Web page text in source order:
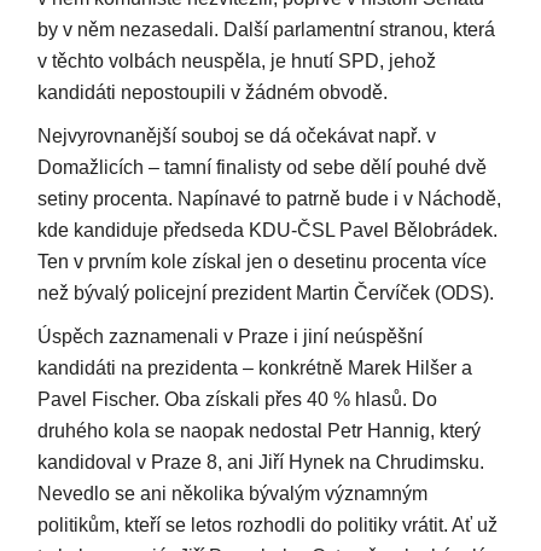
by v něm nezasedali. Další parlamentní stranou, která
v těchto volbách neuspěla, je hnutí SPD, jehož
kandidáti nepostoupili v žádném obvodě.
Nejvyrovnanější souboj se dá očekávat např. v
Domažlicích – tamní finalisty od sebe dělí pouhé dvě
setiny procenta. Napínavé to patrně bude i v Náchodě,
kde kandiduje předseda KDU-ČSL Pavel Bělobrádek.
Ten v prvním kole získal jen o desetinu procenta více
než bývalý policejní prezident Martin Červíček (ODS).
Úspěch zaznamenali v Praze i jiní neúspěšní
kandidáti na prezidenta – konkrétně Marek Hilšer a
Pavel Fischer. Oba získali přes 40 % hlasů. Do
druhého kola se naopak nedostal Petr Hannig, který
kandidoval v Praze 8, ani Jiří Hynek na Chrudimsku.
Nevedlo se ani několika bývalým významným
politikům, kteří se letos rozhodli do politiky vrátit. Ať už